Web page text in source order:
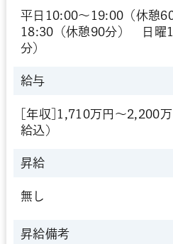
平日10:00～19:00（休憩
18:30（休憩90分） 日曜
分）
給与
[年収]1,710万円～2,200
給込)
昇給
無し
昇給備考